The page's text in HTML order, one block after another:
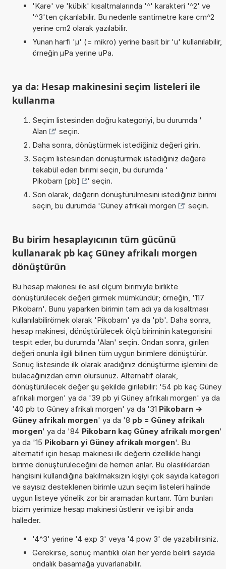
'Kare' ve 'kübik' kısaltmalarında '^' karakteri '^2' ve
'^3'ten çıkarılabilir. Bu nedenle santimetre kare cm^2
yerine cm2 olarak yazılabilir.
Yunan harfi 'µ' (= mikro) yerine basit bir 'u' kullanılabilir,
örneğin µPa yerine uPa.
ya da: Hesap makinesini seçim listeleri ile
kullanma
Seçim listesinden doğru kategoriyi, bu durumda '
Alan
' seçin.
Daha sonra, dönüştürmek istediğiniz değeri girin.
Seçim listesinden dönüştürmek istediğiniz değere
tekabül eden birimi seçin, bu durumda '
Pikobarn [pb]
' seçin.
Son olarak, değerin dönüştürülmesini istediğiniz birimi
seçin, bu durumda 'Güney afrikalı morgen ' seçin.
Bu birim hesaplayıcının tüm gücünü
kullanarak pb kaç Güney afrikalı morgen
dönüştürün
Bu hesap makinesi ile asıl ölçüm birimiyle birlikte
dönüştürülecek değeri girmek mümkündür; örneğin, '117
Pikobarn'. Bunu yaparken birimin tam adı ya da kısaltması
kullanılabilirörnek olarak 'Pikobarn' ya da 'pb'. Daha sonra,
hesap makinesi, dönüştürülecek ölçü biriminin kategorisini
tespit eder, bu durumda 'Alan' seçin. Ondan sonra, girilen
değeri onunla ilgili bilinen tüm uygun birimlere dönüştürür.
Sonuç listesinde ilk olarak aradığınız dönüştürme işlemini de
bulacağınızdan emin olursunuz. Alternatif olarak,
dönüştürülecek değer şu şekilde girilebilir: '54 pb kaç Güney
afrikalı morgen' ya da '39 pb yi Güney afrikalı morgen' ya da
'40 pb to Güney afrikalı morgen' ya da '31 Pikobarn ->
Güney afrikalı morgen' ya da '8 pb = Güney afrikalı
morgen' ya da '84 Pikobarn kaç Güney afrikalı morgen'
ya da '15 Pikobarn yi Güney afrikalı morgen'. Bu
alternatif için hesap makinesi ilk değerin özellikle hangi
birime dönüştürüleceğini de hemen anlar. Bu olasılıklardan
hangisini kullandığına bakılmaksızın kişiyi çok sayıda kategori
ve sayısız desteklenen birimle uzun seçim listeleri halinde
uygun listeye yönelik zor bir aramadan kurtarır. Tüm bunları
bizim yerimize hesap makinesi üstlenir ve işi bir anda
halleder.
'4^3' yerine '4 exp 3' veya '4 pow 3' de yazabilirsiniz.
Gerekirse, sonuç mantıklı olan her yerde belirli sayıda
ondalık basamağa yuvarlanabilir.